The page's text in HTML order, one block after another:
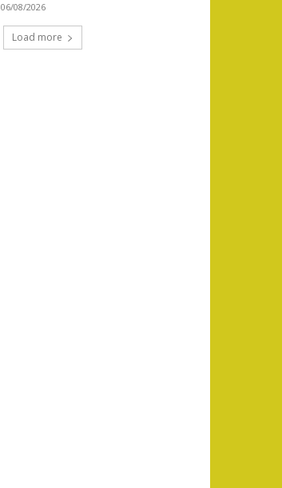
06/08/2026
Load more